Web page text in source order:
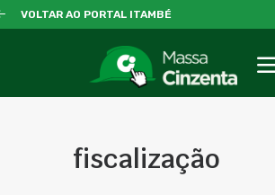
VOLTAR AO PORTAL ITAMBÉ
fiscalização